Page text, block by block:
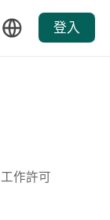
登入
作許可